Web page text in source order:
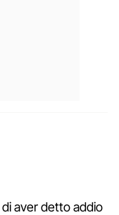
aver detto addio